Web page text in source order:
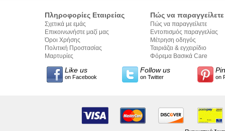
Πληροφορίες Εταιρείας
Σχετικά με εμάς
Επικοινωνήστε μαζί μας
Όροι Χρήσης
Πολιτική Προστασίας
Προσωπικών Δεδομένων
Μαρτυρίες
Πώς να παραγγείλετε
Πώς να παραγγείλετε
Εντοπισμός παραγγελίας
Μέτρηση οδηγός
Ταιριάζει & εγχειρίδιο
σύνταξης κειμένων
Φόρεμα Βασικά Care
Like us
on Facebook
Follow us
on Twitter on